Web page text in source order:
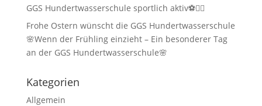
GGS Hundertwasserschule sportlich aktiv⚽🏃‍♂️
Frohe Ostern wünscht die GGS Hundertwasserschule
🌸Wenn der Frühling einzieht – Ein besonderer Tag
an der GGS Hundertwasserschule🌸
Kategorien
Allgemein